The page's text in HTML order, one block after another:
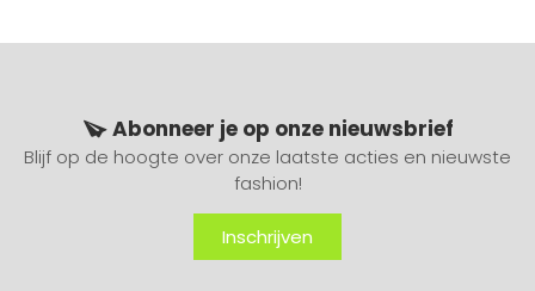
Abonneer je op onze nieuwsbrief
Blijf op de hoogte over onze laatste acties en nieuwste
fashion!
Inschrijven